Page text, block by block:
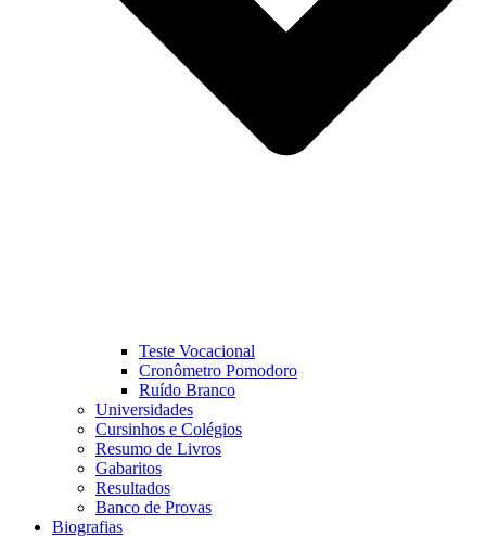
Teste Vocacional
Cronômetro Pomodoro
Ruído Branco
Universidades
Cursinhos e Colégios
Resumo de Livros
Gabaritos
Resultados
Banco de Provas
Biografias